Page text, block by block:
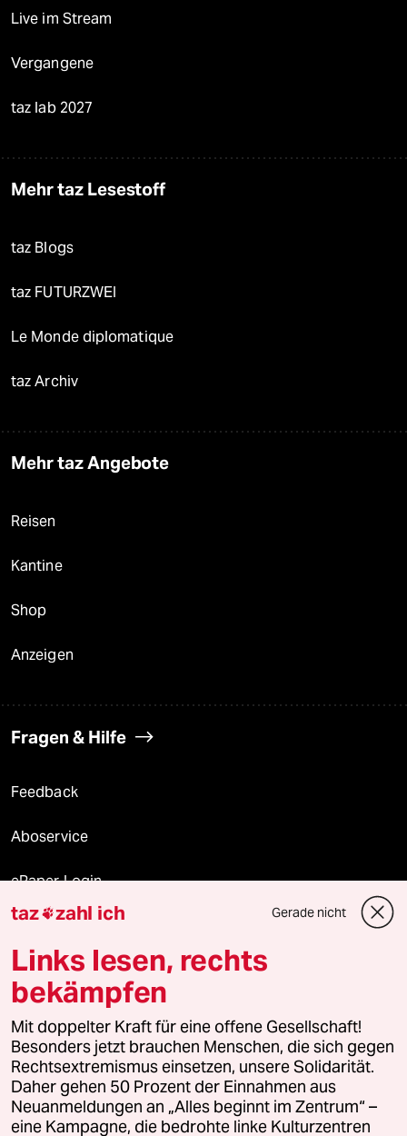
Live im Stream
Vergangene
taz lab 2027
Mehr taz Lesestoff
taz Blogs
taz FUTURZWEI
Le Monde diplomatique
taz Archiv
Mehr taz Angebote
Reisen
Kantine
Shop
Anzeigen
Fragen & Hilfe
Feedback
Aboservice
ePaper Login
Downloads für Abonnierende
© 2026 taz Verlags und Vertriebs GmbH
Alle Rechte vorbehalten. Bei rechtlichen Fragen oder für Genehmigungen
wenden Sie sich bitte an
lizenzen@taz.de
Feedback Redaktionsstatut Kommune-Richtlinien
taz zahl ich Gerade nicht
Links lesen, rechts
bekämpfen
Mit doppelter Kraft für eine offene Gesellschaft!
Besonders jetzt brauchen Menschen, die sich gegen
Rechtsextremismus einsetzen, unsere Solidarität.
Daher gehen 50 Prozent der Einnahmen aus
Neuanmeldungen an „Alles beginnt im Zentrum“ –
eine Kampagne, die bedrohte linke Kulturzentren